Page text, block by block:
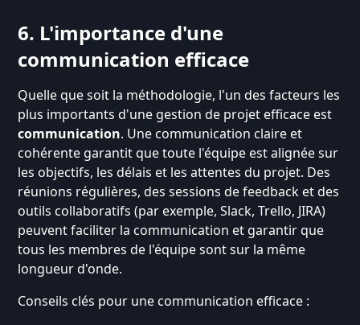
6. L'importance d'une
communication efficace
Quelle que soit la méthodologie, l'un des facteurs les
plus importants d'une gestion de projet efficace est
communication. Une communication claire et
cohérente garantit que toute l'équipe est alignée sur
les objectifs, les délais et les attentes du projet. Des
réunions régulières, des sessions de feedback et des
outils collaboratifs (par exemple, Slack, Trello, JIRA)
peuvent faciliter la communication et garantir que
tous les membres de l'équipe sont sur la même
longueur d'onde.
Conseils clés pour une communication efficace :